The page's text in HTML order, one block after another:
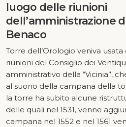
luogo delle riunioni
dell’amministrazione
Benaco
Torre dell’Orologio veniva
riunioni del Consiglio dei
amministrativo della “Vicinia”,
al suono della campana della
la torre ha subito alcune
delle quali nel 1531, venne
campana nel 1552 e nel 1561